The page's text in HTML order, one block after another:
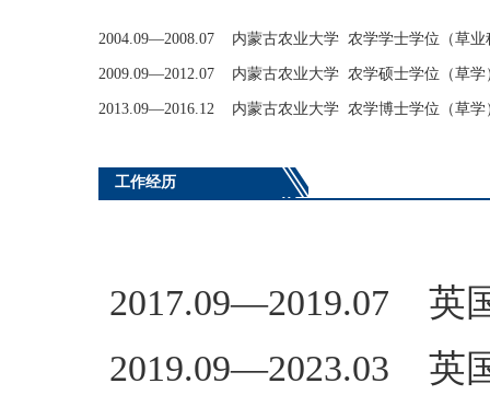
2004.09—2008.07 内蒙古农业大学 农学学士学位（草业
2009.09—2012.07 内蒙古农业大学 农学硕士学位（草学
2013.09—2016.12 内蒙古农业大学 农学博士学位（草学
工作经历
2017.09—2019.07 英
2019.09—2023.03 英